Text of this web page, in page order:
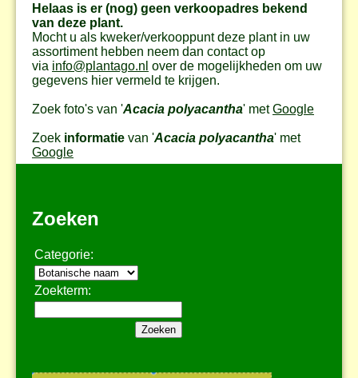
Helaas is er (nog) geen verkoopadres bekend
van deze plant.
Mocht u als kweker/verkooppunt deze plant in uw
assortiment hebben neem dan contact op
via info@plantago.nl over de mogelijkheden om uw
gegevens hier vermeld te krijgen.
Zoek foto's van 'Acacia polyacantha' metGoogle
Zoek informatie van 'Acacia polyacantha' met
Google
Zoeken
Categorie:
Zoekterm: